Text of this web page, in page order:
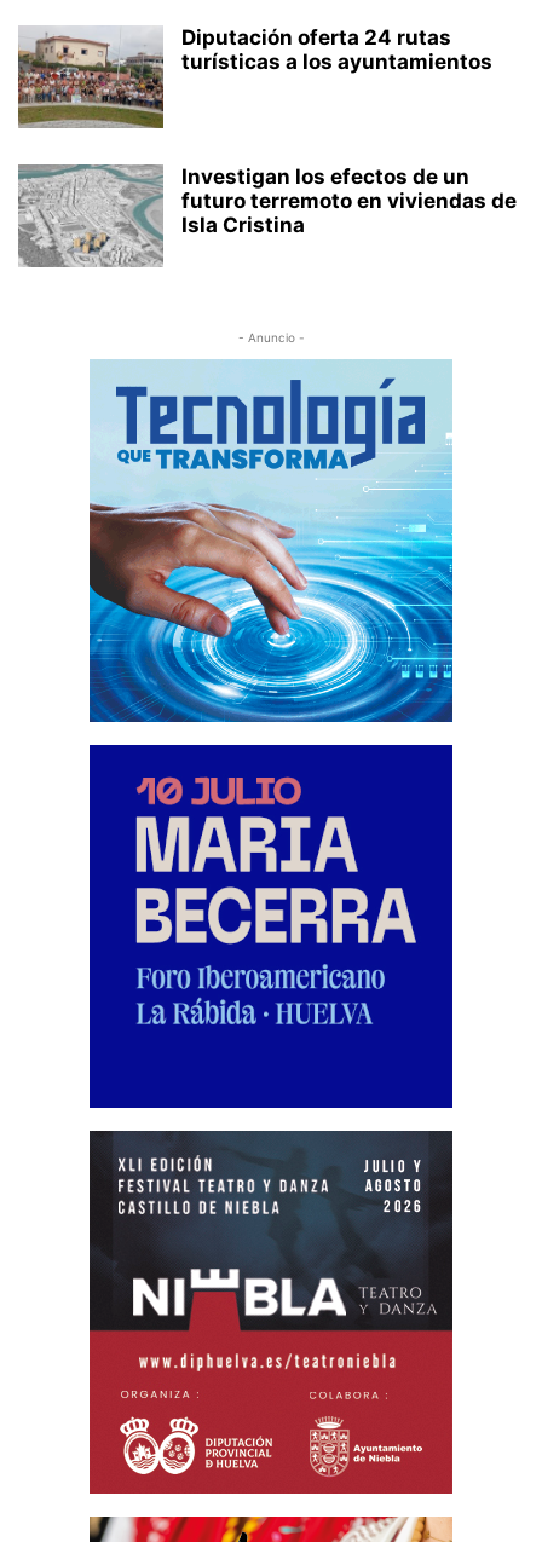
Diputación oferta 24 rutas
turísticas a los ayuntamientos
Investigan los efectos de un
futuro terremoto en viviendas de
Isla Cristina
- Anuncio -